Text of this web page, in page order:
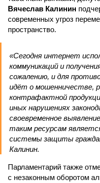
Вячеслав Калинин
современных угроз
пространство.
«Сегодня интернет
коммуникаций и
сожалению, и для
идёт о мошенничестве,
контрафактной
иных нарушениях
своевременное
таким ресурсам
системы защиты
Калинин.
Парламентарий также
с незаконным оборотом